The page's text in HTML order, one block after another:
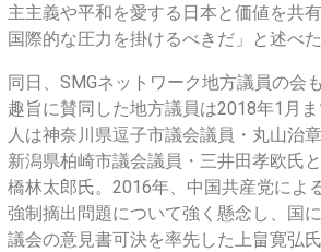
主主義や平和を愛する日本と価値を共
国際的な圧力を掛けるべきだ」と述べた
同日、SMGネットワーク地方議員の会
趣旨に賛同した地方議員は2018年1月
人は神奈川県逗子市議会議員・丸山治
新潟県柏崎市議会議員・三井田孝欧氏
橋林太郎氏。2016年、中国共産党によ
強制摘出問題について強く懸念し、国
議会の意見書可決を率先した上畠寛弘